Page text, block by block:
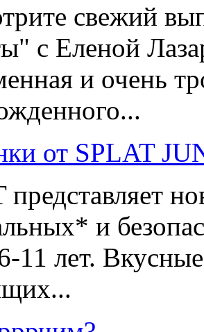
свежий
с Еленой
и очень
от SPLAT
представляет
и
11 лет.